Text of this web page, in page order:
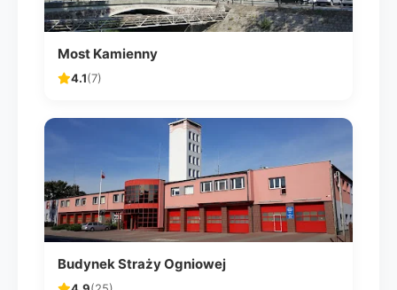
Most Kamienny
4.1(7)
Budynek Straży Ogniowej